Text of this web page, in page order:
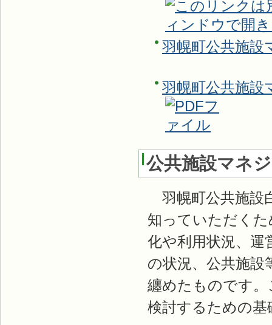
羽幌町公共施設
羽幌町公共施設
公共施設マネ
羽幌町公共施設
知っていただく
化や利用状況、運
の状況、公共施
纏めたものです
検討するための